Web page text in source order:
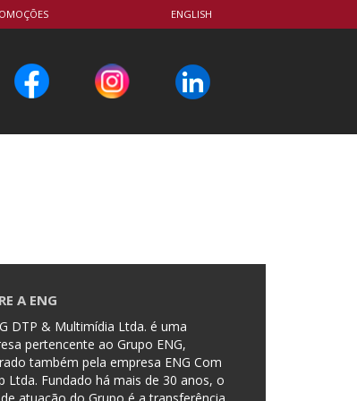
ENGLISH
A ENG
DTP & Multimídia Ltda. é uma
pertencente ao Grupo ENG,
também pela empresa ENG Com
Ltda. Fundado há mais de 30 anos, o